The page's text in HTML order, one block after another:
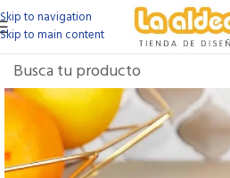
Skip to navigation
Skip to main content